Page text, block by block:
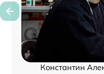
Константин